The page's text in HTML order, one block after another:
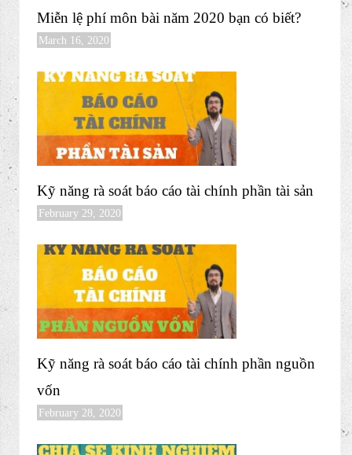
Kinh nghiệm bàn giao sổ sách và File mẫu bàn
giao sổ sách kế toán
April 7, 2020
Miễn lệ phí môn bài năm 2020 bạn có biết?
March 16, 2020
Kỹ năng rà soát báo cáo tài chính phần tài sản